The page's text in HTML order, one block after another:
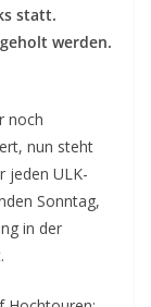
statt.
werden.
noch
nun steht
jeden ULK-
Sonntag,
in der